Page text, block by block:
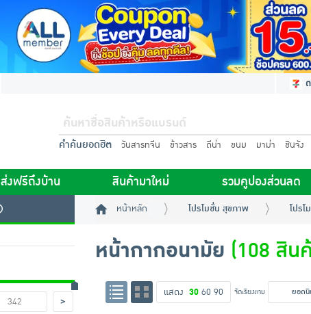
คำค้นยอดฮิต วันสารทจีน ข้าวสาร ดีน่า ขนม มาม่า ชินจัง
ส่งฟรีถึงบ้าน สินค้ามาใหม่ รวมคูปองส่วนลด
หน้าหลัก โปรโมชั่น สุขภาพ โปรโ
>
หน้ากากอนามัย (108 สิน
แสดง 30 60 90 จัดเรียงตาม ยอด